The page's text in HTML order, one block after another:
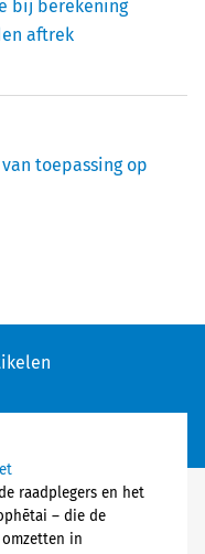
bij berekening
aftrek
toepassing op
raadplegers en het
– die de
in